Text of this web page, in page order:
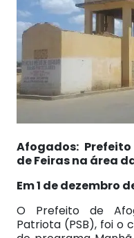
Afogados:
de Feiras na área
Em 1 de dezembro
O Prefeito de
Patriota (PSB), foi o